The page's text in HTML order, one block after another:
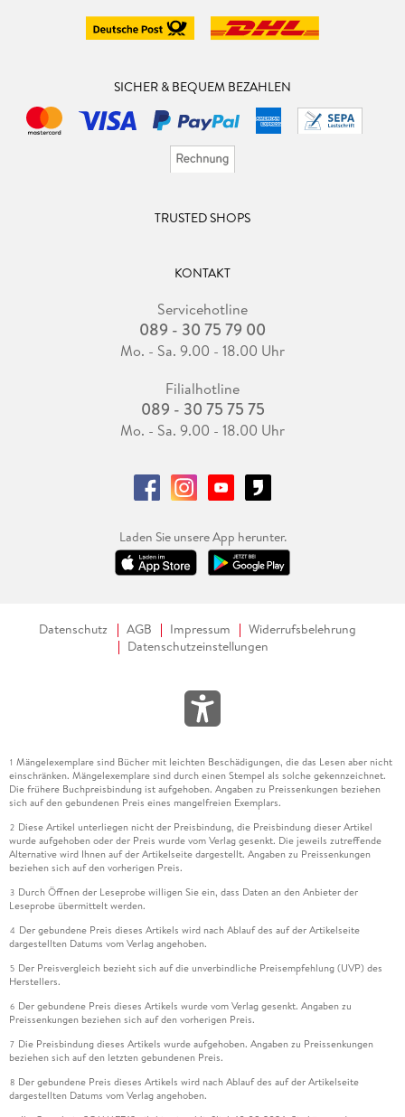
SICHER & BEQUEM BEZAHLEN
TRUSTED SHOPS
KONTAKT
Servicehotline
089 - 30 75 79 00
Mo. - Sa. 9.00 - 18.00 Uhr
Filialhotline
089 - 30 75 75 75
Mo. - Sa. 9.00 - 18.00 Uhr
Laden Sie unsere App herunter.
Datenschutz AGB Impressum
Widerrufsbelehrung
Datenschutzeinstellungen
1 Mängelexemplare sind Bücher mit leichten Beschädigungen, die das Lesen aber nicht
einschränken. Mängelexemplare sind durch einen Stempel als solche gekennzeichnet.
Die frühere Buchpreisbindung ist aufgehoben. Angaben zu Preissenkungen beziehen
sich auf den gebundenen Preis eines mangelfreien Exemplars.
2 Diese Artikel unterliegen nicht der Preisbindung, die Preisbindung dieser Artikel
wurde aufgehoben oder der Preis wurde vom Verlag gesenkt. Die jeweils zutreffende
Alternative wird Ihnen auf der Artikelseite dargestellt. Angaben zu Preissenkungen
beziehen sich auf den vorherigen Preis.
3 Durch Öffnen der Leseprobe willigen Sie ein, dass Daten an den Anbieter der
Leseprobe übermittelt werden.
4 Der gebundene Preis dieses Artikels wird nach Ablauf des auf der Artikelseite
dargestellten Datums vom Verlag angehoben.
5 Der Preisvergleich bezieht sich auf die unverbindliche Preisempfehlung (UVP) des
Herstellers.
6 Der gebundene Preis dieses Artikels wurde vom Verlag gesenkt. Angaben zu
Preissenkungen beziehen sich auf den vorherigen Preis.
7 Die Preisbindung dieses Artikels wurde aufgehoben. Angaben zu Preissenkungen
beziehen sich auf den letzten gebundenen Preis.
8 Der gebundene Preis dieses Artikels wird nach Ablauf des auf der Artikelseite
dargestellten Datums vom Verlag angehoben.